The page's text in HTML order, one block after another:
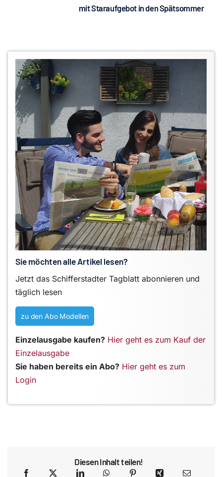
mit Staraufgebot in den Spätsommer
Sie möchten alle Artikel lesen?
Jetzt das Schifferstadter Tagblatt abonnieren und
täglich lesen
zu den Abo Modellen
Einzelausgabe kaufen? Hier geht es zum Kauf der
Einzelausgabe
Sie haben bereits ein Abo? Hier geht es zum
Login
Diesen Inhalt teilen!